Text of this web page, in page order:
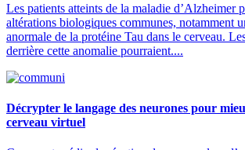
Les patients atteints de la maladie d’Alzheimer
altérations biologiques communes, notamment
anormale de la protéine Tau dans le cerveau.
derrière cette anomalie pourraient....
Décrypter le langage des neurones pour
cerveau virtuel